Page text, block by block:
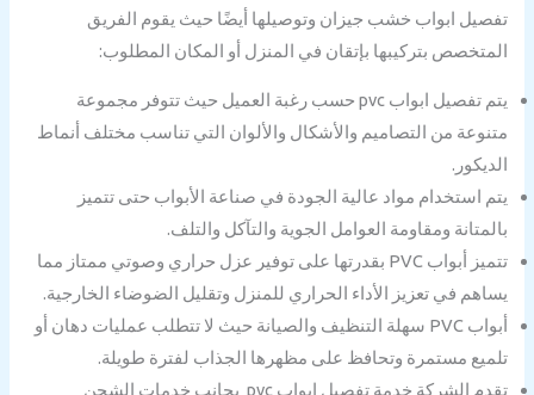
تفصيل ابواب خشب جيزان وتوصيلها أيضًا حيث يقوم الفريق
المتخصص بتركيبها بإتقان في المنزل أو المكان المطلوب:
يتم تفصيل ابواب pvc حسب رغبة العميل حيث تتوفر مجموعة
متنوعة من التصاميم والأشكال والألوان التي تناسب مختلف أنماط
الديكور.
يتم استخدام مواد عالية الجودة في صناعة الأبواب حتى تتميز
بالمتانة ومقاومة العوامل الجوية والتآكل والتلف.
تتميز أبواب PVC بقدرتها على توفير عزل حراري وصوتي ممتاز مما
يساهم في تعزيز الأداء الحراري للمنزل وتقليل الضوضاء الخارجية.
أبواب PVC سهلة التنظيف والصيانة حيث لا تتطلب عمليات دهان أو
تلميع مستمرة وتحافظ على مظهرها الجذاب لفترة طويلة.
تقدم الشركة خدمة تفصيل ابواب pvc بجانب خدمات الشحن